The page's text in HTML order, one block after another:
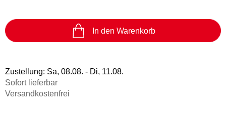
In den Warenkorb
Zustellung: Sa, 08.08. - Di, 11.08.
Sofort lieferbar
Versandkostenfrei